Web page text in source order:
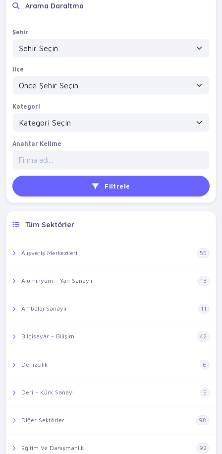
Arama Daraltma
Şehir
İlçe
Kategori
Anahtar Kelime
Filtrele
Tüm Sektörler
Alışveriş Merkezileri 55
Alüminyum - Yan Sanayii 13
Ambalaj Sanayii 11
Bilgisayar - Bilişim 42
Denizcilik 6
Deri - Kürk Sanayi 5
Diğer Sektörler 98
Eğitim Ve Danışmanlık 92